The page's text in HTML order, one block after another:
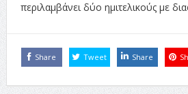
περιλαμβάνει δύο ημιτελικούς με
Share Tweet Share